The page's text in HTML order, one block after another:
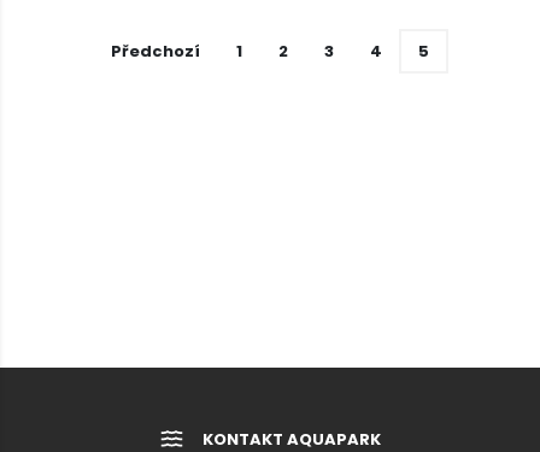
Předchozí 1 2 3 4 5
KONTAKT AQUAPARK